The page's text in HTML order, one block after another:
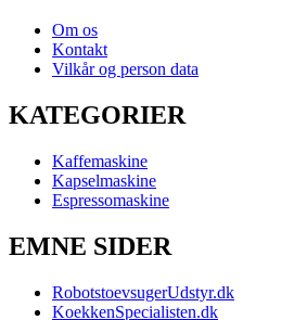
Om os
Kontakt
Vilkår og person data
KATEGORIER
Kaffemaskine
Kapselmaskine
Espressomaskine
EMNE SIDER
RobotstoevsugerUdstyr.dk
KoekkenSpecialisten.dk